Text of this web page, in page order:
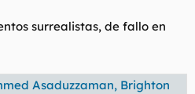
surrealistas, de fallo en
Asaduzzaman, Brighton